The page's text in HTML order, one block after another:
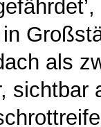
als
sichtbar